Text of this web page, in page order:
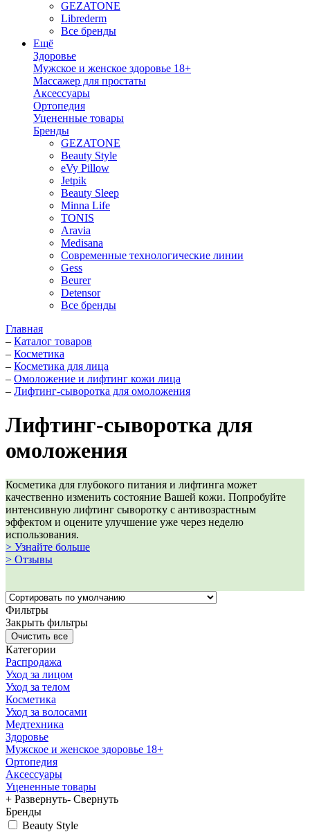
GEZATONE
Librederm
Все бренды
Ещё
Здоровье
Мужское и женское здоровье 18+
Массажер для простаты
Аксессуары
Ортопедия
Уцененные товары
Бренды
GEZATONE
Beauty Style
eVy Pillow
Jetpik
Beauty Sleep
Minna Life
TONIS
Aravia
Medisana
Современные технологические линии
Gess
Beurer
Detensor
Все бренды
Главная
– Каталог товаров
– Косметика
– Косметика для лица
– Омоложение и лифтинг кожи лица
– Лифтинг-сыворотка для омоложения
Лифтинг-сыворотка для
омоложения
Косметика для глубокого питания и лифтинга может
качественно изменить состояние Вашей кожи. Попробуйте
интенсивную лифтинг сыворотку с антивозрастным
эффектом и оцените улучшение уже через неделю
использования.
> Узнайте больше
> Отзывы
Фильтры
Закрыть фильтры
Категории
Распродажа
Уход за лицом
Уход за телом
Косметика
Уход за волосами
Медтехника
Здоровье
Мужское и женское здоровье 18+
Ортопедия
Аксессуары
Уцененные товары
+ Развернуть- Свернуть
Бренды
Beauty Style